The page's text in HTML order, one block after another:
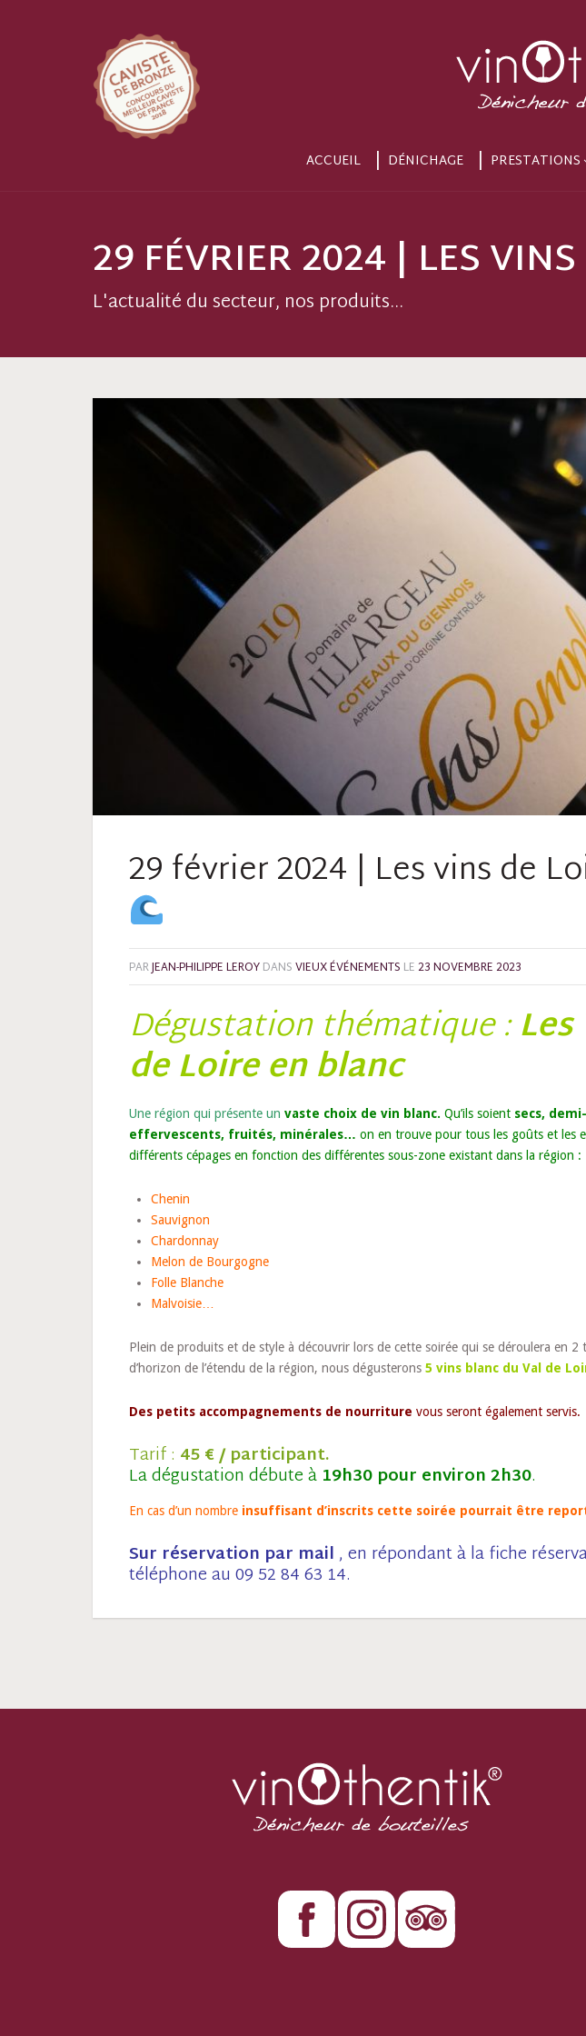
ACCUEIL DÉNICHAGE PRESTATIONS
29 FÉVRIER 2024 | LES
L'actualité du secteur, nos produits...
29 février 2024 | Les vins de
PARJEAN-PHILIPPE LEROYDANSVIEUX ÉVÉNEMENTS LE23 NOVEMBRE 2023
Dégustation thématique :
de Loire en blanc
Une région qui présente un vaste choix de vin blanc. Qu’ils soientsecs,
effervescents, fruités, minérales… on en trouve pour tous les goûts et les
différents cépages en fonction des différentes sous-zone existant dans la région :
Chenin
Sauvignon
Chardonnay
Melon de Bourgogne
Folle Blanche
Malvoisie…
Plein de produits et de style à découvrir lors de cette soirée qui se déroulera en
d’horizon de l’étendu de la région, nous dégusterons 5 vins blanc du Val de
Des petits accompagnements de nourriture vous seront également servis.
Tarif : 45 € / participant.
La dégustation débute à 19h30 pour environ 2h30.
En cas d’un nombre insuffisant d’inscrits cette soirée pourrait être
Sur réservation par mail, en répondant à la fiche
téléphone au 09 52 84 63 14.